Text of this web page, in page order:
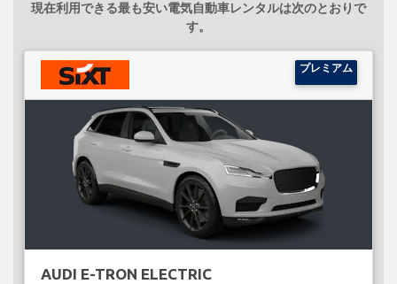
現在利用できる最も安い電気自動車レンタルは次のとおりで
す。
プレミアム
AUDI E-TRON ELECTRIC